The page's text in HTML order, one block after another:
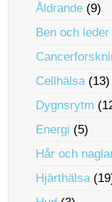
Åldrande (9)
Ben och leder
Cellhälsa(13)
Dygnsrytm
Energi (5)
Hår och
Hjärthälsa